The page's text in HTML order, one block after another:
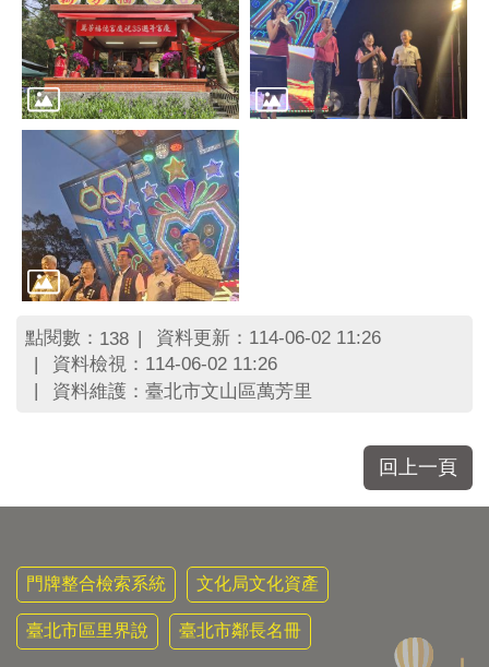
點閱數： 138
資料更新：114-06-02 11:26
資料檢視：114-06-02 11:26
資料維護：臺北市文山區萬芳里
回上一頁
門牌整合檢索系統 文化局文化資產
臺北市區里界說 臺北市鄰長名冊